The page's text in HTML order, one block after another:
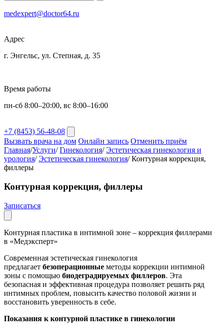
medexpert@doctor64.ru
Адрес
г. Энгельс, ул. Степная, д. 35
Время работы
пн-сб 8:00–20:00, вс 8:00–16:00
+7 (8453) 56-48-08
Вызвать врача на дом Онлайн запись Отменить приём
Главная/Услуги/ Гинекология/ Эстетическая гинекология и
урология/ Эстетическая гинекология/ Контурная коррекция,
филлеры
Контурная коррекция, филлеры
Записаться
Контурная пластика в интимной зоне – коррекция филлерами
в «Медэксперт»
Современная эстетическая гинекология
предлагает безоперационные методы коррекции интимной
зоны с помощью биодеградируемых филлеров. Эта
безопасная и эффективная процедура позволяет решить ряд
интимных проблем, повысить качество половой жизни и
восстановить уверенность в себе.
Показания к контурной пластике в гинекологии